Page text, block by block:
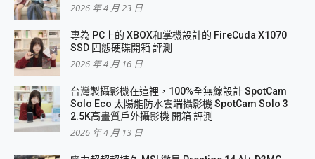
2026 年 4 月 23 日
專為 PC上的 XBOX和掌機設計的 FireCuda X1070
SSD 固態硬碟開箱 評測
2026 年 4 月 16 日
台灣製攝影機在這裡，100%全無線設計 SpotCam
Solo Eco 太陽能防水雲端攝影機 SpotCam Solo 3
2.5K高畫質戶外攝影機 開箱 評測
2026 年 4 月 13 日